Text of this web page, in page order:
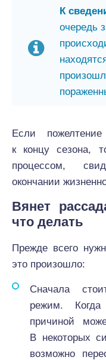
К
очередь
Если
к концу сезона,
процессом,
окончании
Вянет
что делать
Прежде всего
это произошло:
Сначала
режим.
причиной
В некоторых
возможно